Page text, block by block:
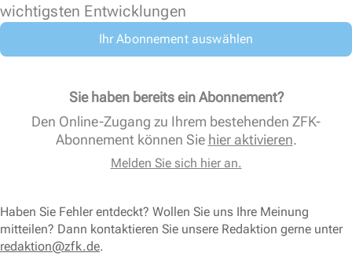
wichtigsten Entwicklungen
Ihr Abonnement auswählen
Sie haben bereits ein Abonnement?
Den Online-Zugang zu Ihrem bestehenden ZFK-
Abonnement können Sie hier aktivieren.
Melden Sie sich hier an.
Haben Sie Fehler entdeckt? Wollen Sie uns Ihre Meinung
mitteilen? Dann kontaktieren Sie unsere Redaktion gerne unter
redaktion@zfk.de.